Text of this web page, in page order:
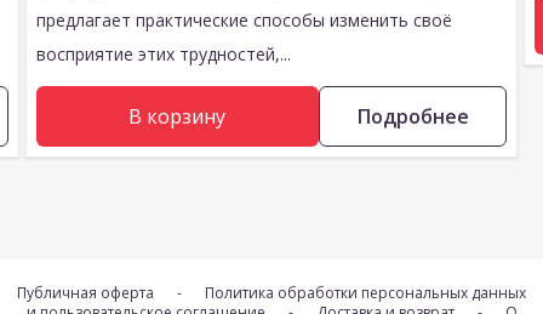
предлагает практические способы изменить своё
восприятие этих трудностей,...
В корзину Подробнее
Публичная оферта -
Политика обработки персональных данных